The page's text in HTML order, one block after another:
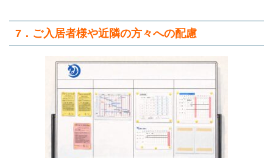
7．ご入居者様や近隣の方々への配慮